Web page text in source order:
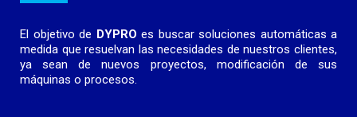
El objetivo de DYPRO es buscar soluciones automáticas a
medida que resuelvan las necesidades de nuestros clientes,
ya sean de nuevos proyectos, modificación de sus
máquinas o procesos.